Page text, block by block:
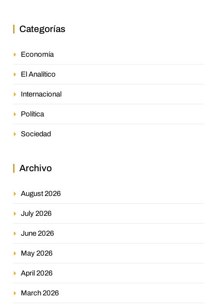
Categorías
Economía
El Analítico
Internacional
Política
Sociedad
Archivo
August 2026
July 2026
June 2026
May 2026
April 2026
March 2026